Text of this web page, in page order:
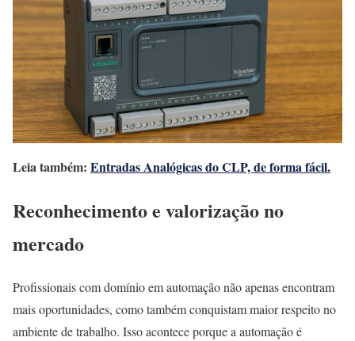
Leia também: Entradas Analógicas do CLP, de forma fácil.
Reconhecimento e valorização no
mercado
Profissionais com domínio em automação não apenas encontram
mais oportunidades, como também conquistam maior respeito no
ambiente de trabalho. Isso acontece porque a automação é